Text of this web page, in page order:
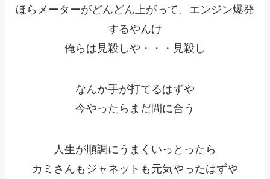
ほらメーターがどんどん上がって、エンジン爆発
するやんけ
俺らは見殺しや・・・見殺し
なんか手が打てるはずや
今やったらまだ間に合う
人生が順調にうまくいっとったら
カミさんもジャネットも元気やったはずや